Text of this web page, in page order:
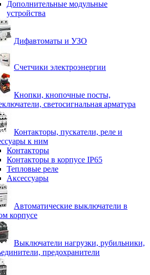
Дополнительные модульные
устройства
Дифавтоматы и УЗО
Счетчики электроэнергии
Кнопки, кнопочные посты,
светосигнальная арматура
Контакторы, пускатели, реле и
к ним
Контакторы
Контакторы в корпусе IP65
Тепловые реле
Аксессуары
Автоматические выключатели в
корпусе
Выключатели нагрузки, рубильники,
предохранители